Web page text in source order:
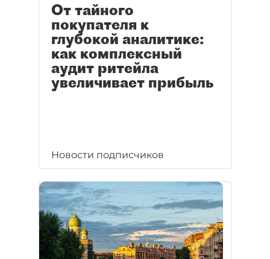
От тайного
покупателя к
глубокой аналитике:
как комплексный
аудит ритейла
увеличивает прибыль
Новости подписчиков